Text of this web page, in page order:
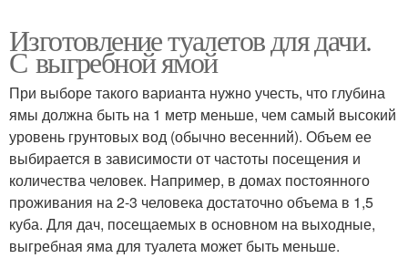
Изготовление туалетов для дачи.
С выгребной ямой
При выборе такого варианта нужно учесть, что глубина
ямы должна быть на 1 метр меньше, чем самый высокий
уровень грунтовых вод (обычно весенний). Объем ее
выбирается в зависимости от частоты посещения и
количества человек. Например, в домах постоянного
проживания на 2-3 человека достаточно объема в 1,5
куба. Для дач, посещаемых в основном на выходные,
выгребная яма для туалета может быть меньше.